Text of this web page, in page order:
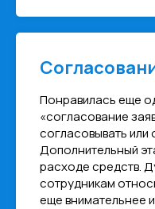
Понравилась еще
«согласование
согласовывать или
Дополнительный
расходе средств.
сотрудникам
еще внимательнее